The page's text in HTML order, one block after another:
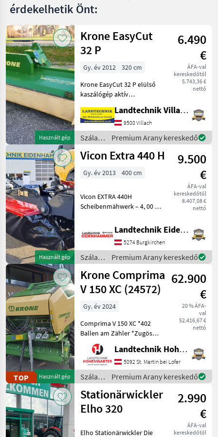
érdekelhetik Önt:
Használt gép
Krone EasyCut
32 P
6.490
€
ÁFA-val
kereskedőtől
5.743,36 €
nettó
Gy. év 2012
320 cm
Krone EasyCut 32 P elülső
kaszálógép aktív
ingatótartóval a Weiste
háromszög alakú
rögzítéshez, gyorskioldó
pengékkel, SafeCut
túlterhelés-biztosítás
Landtechnik Villach GmbH
9500 Villach
Szálastakarmány
betakarítók
/ Krone
Premium Arany kereskedő
Használt gép
Vicon Extra 440 H
9.500
€
ÁFA-val
kereskedőtől
8.407,08 €
nettó
Gy. év 2013 400 cm
Vicon EXTRA 440H
Scheibenmähwerk – 4, 00 m
Arbeitsbreite: 4, 00 m -3
Klingen pro Mähscheibe -
Dreipunktanbau Kat. II -
Hydropneuma
Landtechnik Eidenhammer GmbH
5274 Burgkirchen
Szálastakarmány
betakarítók
/ Vicon
Premium Arany kereskedő
TOP Használt gép
Krone Comprima
V 150 XC (24572)
62.900
€
20 % ÁFA-
val
52.416,67 €
nettó
Gy. év 2024
Comprima V 150 XC *402
Ballen am Zähler *Zugöse
Obenanhängung
*Schneidwerk mit 17 Messer
*Gelenkwelle *Hydraul.
Bodenabsenkung *E-Achse
mit 2-Leiter Druckl.-Brems
Landtechnik Hohenwarter GmbH
5092 St. Martin bei Lofer
Szálastakarmány
betakarítók
/ Krone
Premium Arany kereskedő
Stationärwickler
Elho 320
2.990
€
ÁFA-val
kereskedőtől
Elho Stationärwickler Die